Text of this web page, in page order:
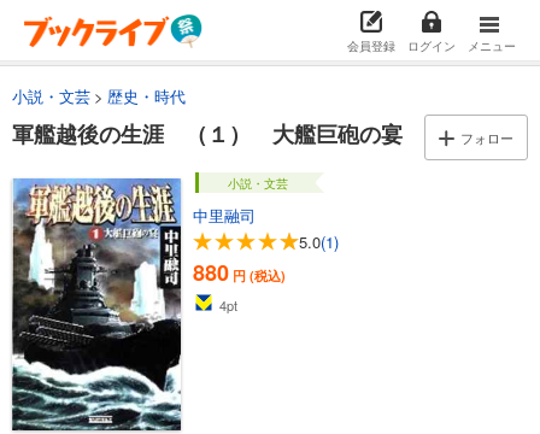
会員登録 ログイン メニュー
小説・文芸 歴史・時代
軍艦越後の生涯 （１） 大艦巨砲の宴 フォロー
小説・文芸
中里融司
5.0(1)
880 円 (税込)
4pt